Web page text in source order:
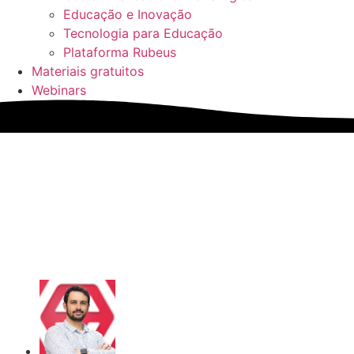
Educação e Inovação
Tecnologia para Educação
Plataforma Rubeus
Materiais gratuitos
Webinars